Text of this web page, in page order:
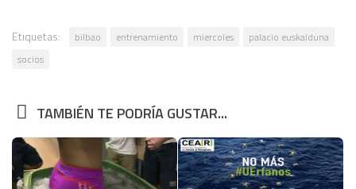
Etiquetas: bilbao entrenamiento miercoles
palacio euskalduna
socios
TAMBIÉN TE PODRÍA GUSTAR...